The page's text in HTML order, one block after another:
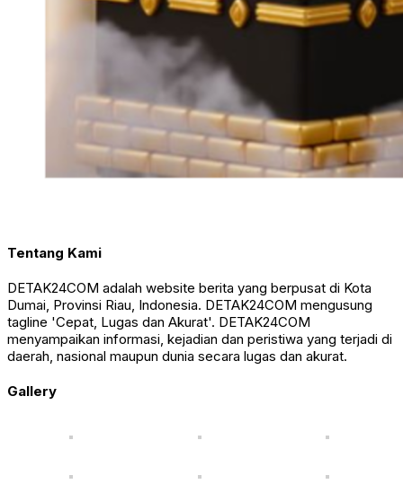
Tentang Kami
DETAK24COM adalah website berita yang berpusat di Kota
Dumai, Provinsi Riau, Indonesia. DETAK24COM mengusung
tagline 'Cepat, Lugas dan Akurat'. DETAK24COM
menyampaikan informasi, kejadian dan peristiwa yang terjadi di
daerah, nasional maupun dunia secara lugas dan akurat.
Gallery